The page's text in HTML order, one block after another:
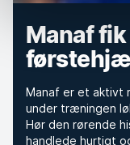
Manaf
Manaf er et aktivt
under træningen
Hør den rørende
handlede hurtigt